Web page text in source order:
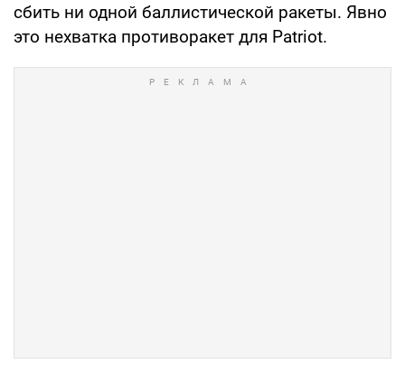
сбить ни одной баллистической ракеты. Явно
это нехватка противоракет для Patriot.